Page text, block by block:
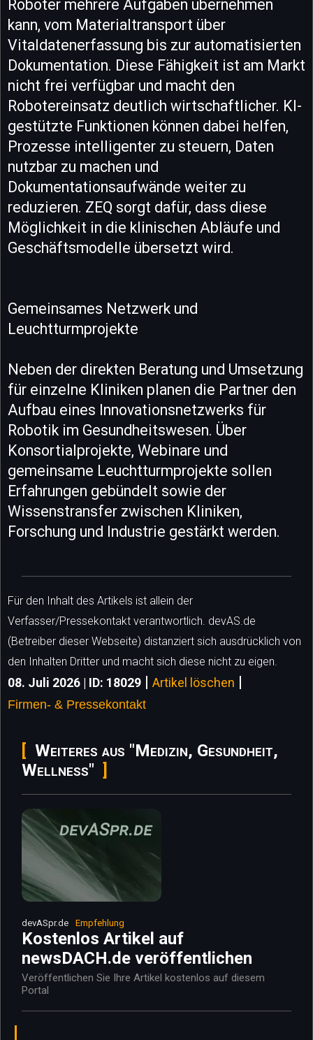
Roboter mehrere Aufgaben übernehmen
kann, vom Materialtransport über
Vitaldatenerfassung bis zur automatisierten
Dokumentation. Diese Fähigkeit ist am Markt
nicht frei verfügbar und macht den
Robotereinsatz deutlich wirtschaftlicher. KI-
gestützte Funktionen können dabei helfen,
Prozesse intelligenter zu steuern, Daten
nutzbar zu machen und
Dokumentationsaufwände weiter zu
reduzieren. ZEQ sorgt dafür, dass diese
Möglichkeit in die klinischen Abläufe und
Geschäftsmodelle übersetzt wird.
Gemeinsames Netzwerk und
Leuchtturmprojekte
Neben der direkten Beratung und Umsetzung
für einzelne Kliniken planen die Partner den
Aufbau eines Innovationsnetzwerks für
Robotik im Gesundheitswesen. Über
Konsortialprojekte, Webinare und
gemeinsame Leuchtturmprojekte sollen
Erfahrungen gebündelt sowie der
Wissenstransfer zwischen Kliniken,
Forschung und Industrie gestärkt werden.
Für den Inhalt des Artikels ist allein der
Verfasser/Pressekontakt verantwortlich. devAS.de
(Betreiber dieser Webseite) distanziert sich ausdrücklich von
den Inhalten Dritter und macht sich diese nicht zu eigen.
08. Juli 2026 | ID: 18029 | Artikel löschen |
Firmen- & Pressekontakt
Weiteres aus "Medizin, Gesundheit,
Wellness"
devASpr.de Empfehlung
Kostenlos Artikel auf
newsDACH.de veröffentlichen
Veröffentlichen Sie Ihre Artikel kostenlos auf diesem
Portal